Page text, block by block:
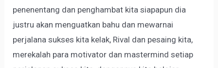
penenentang dan penghambat kita siapapun dia
justru akan menguatkan bahu dan mewarnai
perjalana sukses kita kelak, Rival dan pesaing kita,
merekalah para motivator dan mastermind setiap